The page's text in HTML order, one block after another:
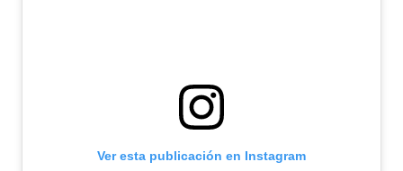
Ver esta publicación en Instagram